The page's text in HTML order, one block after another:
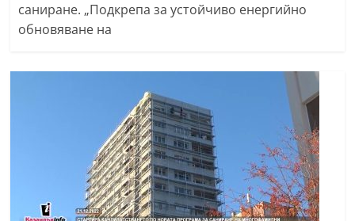
саниране. „Подкрепа за устойчиво енергийно
обновяване на